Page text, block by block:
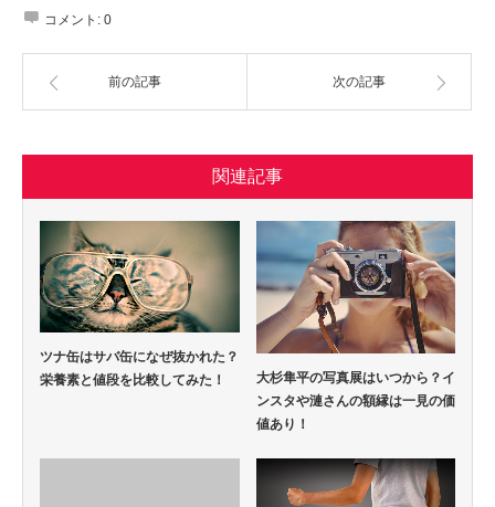
コメント: 0
前の記事 次の記事
関連記事
ツナ缶はサバ缶になぜ抜かれた？
栄養素と値段を比較してみた！
大杉隼平の写真展はいつから？イ
ンスタや漣さんの額縁は一見の価
値あり！